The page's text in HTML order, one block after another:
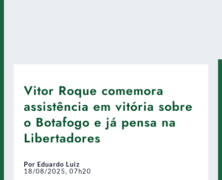
Vitor Roque comemora
assistência em vitória sobre
o Botafogo e já pensa na
Libertadores
Por Eduardo Luiz
18/08/2025, 07h20